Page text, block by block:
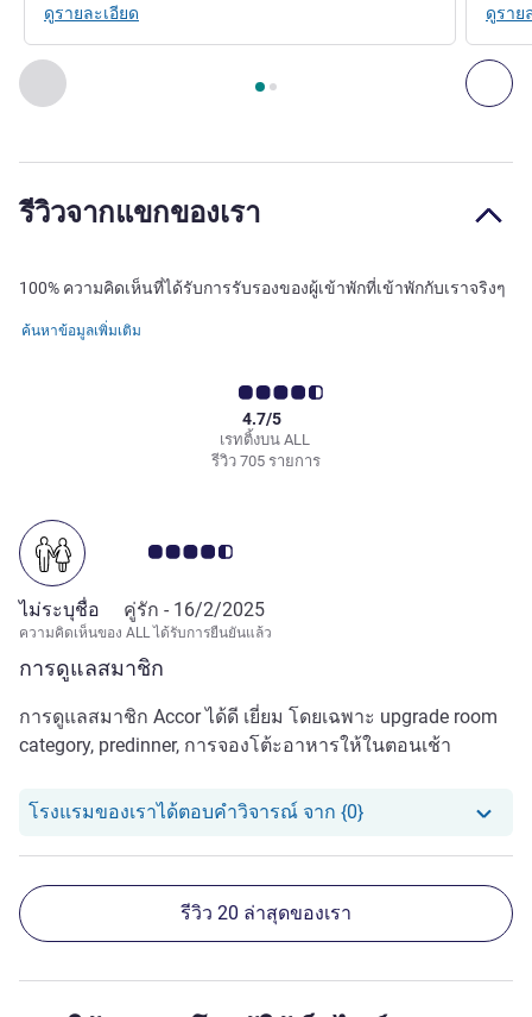
ก่อนหน้า - ห้องอาหาร ถั
หน้า1 , ห้องอาหาร 1 : ร้านอาหารพาโนรามา , ห้องอาหา
ดูรายละเอียด
ดูราย
รีวิวจากแขกของเรา
100% ความคิดเห็นที่ได้รับการรับรองของผู้เข้าพักที่เข้าพักกับเราจริงๆ
ค้นหาข้อมูลเพิ่มเติม
เรทติ้งบน ALL
4.7/5
รีวิว 705 รายการ
การดูแลสมาชิก
คะแนนความคิดเห็นจากแขก 4.5/5
ไม่ระบุชื่อ คู่รัก - 16/2/2025
ความคิดเห็นของ ALL ได้รับการยืนยันแล้ว
การดูแลสมาชิก Accor ได้ดี เยี่ยม โดยเฉพาะ upgrade room
category, predinner, การจองโต้ะอาหารให้ในตอนเช้า
โรงแรมของเราได้ตอบคำวิจารณ์ จาก {0}โรงแรมของเราได้
รีวิว 20 ล่าสุดของเรา